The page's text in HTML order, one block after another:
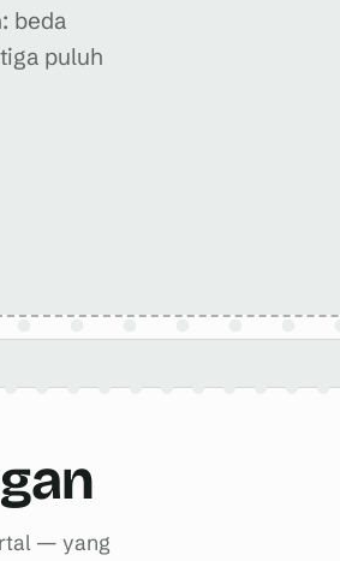
beda
puluh
— yang